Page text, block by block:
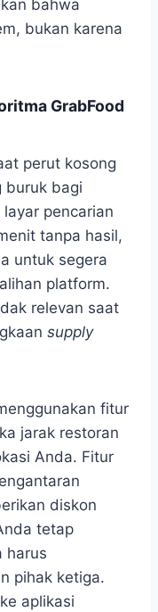
bahwa
bukan karena
GrabFood
perut kosong
buruk bagi
pencarian
tanpa hasil,
untuk segera
platform.
relevan saat
supply
fitur
jarak restoran
Anda. Fitur
diskon
tetap
harus
pihak ketiga.
aplikasi